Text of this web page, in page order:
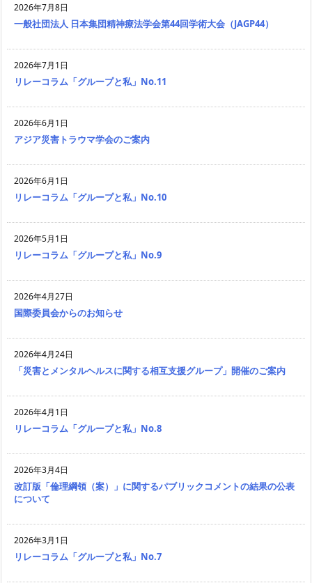
2026年7月8日
一般社団法人 日本集団精神療法学会第44回学術大会（JAGP44）
2026年7月1日
リレーコラム「グループと私」No.11
2026年6月1日
アジア災害トラウマ学会のご案内
2026年6月1日
リレーコラム「グループと私」No.10
2026年5月1日
リレーコラム「グループと私」No.9
2026年4月27日
国際委員会からのお知らせ
2026年4月24日
「災害とメンタルヘルスに関する相互支援グループ」開催のご案内
2026年4月1日
リレーコラム「グループと私」No.8
2026年3月4日
改訂版「倫理綱領（案）」に関するパブリックコメントの結果の公表
について
2026年3月1日
リレーコラム「グループと私」No.7